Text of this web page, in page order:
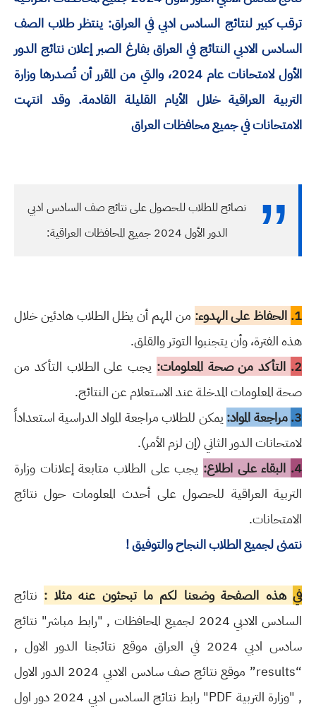
ترقب كبير لنتائج السادس ادبي في العراق: ينتظر طلاب الصف
السادس الادبي النتائج في العراق بفارغ الصبر إعلان نتائج الدور
الأول لامتحانات عام 2024، والتي من المقرر أن تُصدرها وزارة
التربية العراقية خلال الأيام القليلة القادمة. وقد انتهت
الامتحانات في جميع محافظات العراق
نصائح للطلاب للحصول على نتائج صف السادس ادبي
الدور الأول 2024 جميع المحافظات العراقية:
1. الحفاظ على الهدوء: من المهم أن يظل الطلاب هادئين خلال
هذه الفترة، وأن يتجنبوا التوتر والقلق.
2. التأكد من صحة المعلومات: يجب على الطلاب التأكد من
صحة المعلومات المدخلة عند الاستعلام عن النتائج.
3. مراجعة المواد: يمكن للطلاب مراجعة المواد الدراسية استعداداً
لامتحانات الدور الثاني (إن لزم الأمر).
4. البقاء على اطلاع: يجب على الطلاب متابعة إعلانات وزارة
التربية العراقية للحصول على أحدث المعلومات حول نتائج
الامتحانات.
نتمنى لجميع الطلاب النجاح والتوفيق !
فيهذه الصفحة وضعنا لكم ما تبحثون عنه مثلا : نتائج
السادس الادبي 2024 لجميع المحافظات , "رابط مباشر" نتائج
سادس ادبي 2024 في العراق موقع نتائجنا الدور الاول ,
“results” موقع نتائج صف سادس الادبي 2024 الدور الاول
, "وزارة التربية PDF" رابط نتائج السادس ادبي 2024 دور اول